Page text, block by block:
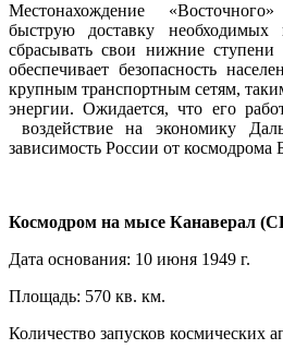
Местонахождение
быструю доставку
сбрасывать свои нижние
обеспечивает безопасность
крупным транспортным сетям,
энергии. Ожидается, что его
воздействие на экономику
зависимость России от космодрома
Космодром на мысе Канаверал
Дата основания: 10 июня 1949 г.
Площадь: 570 кв. км.
Количество запусков космических